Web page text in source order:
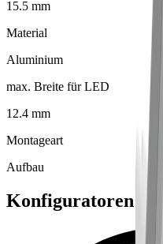
15.5 mm
Material
Aluminium
max. Breite für LED
12.4 mm
Montageart
Aufbau
Konfiguratoren